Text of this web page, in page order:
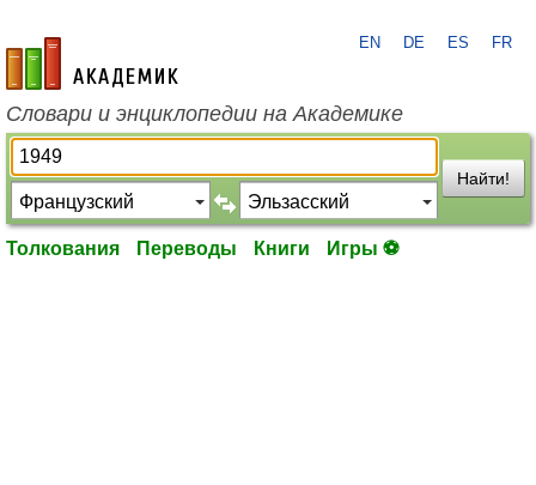
academic.ru
EN DE ES FR
Словари и энциклопедии на Академике
Найти!
Толкования Переводы Книги Игры ⚽